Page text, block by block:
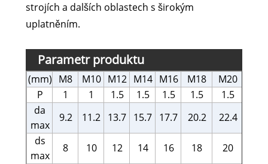
strojích a dalších oblastech s širokým
uplatněním.
Parametr produktu
(mm) M8 M10 M12 M14 M16 M18 M20
P
1 1 1.5 1.5 1.5 1.5 1.5
da
max
9.2 11.2 13.7 15.7 17.7 20.2 22.4
ds
max
8 10 12 14 16 18 20